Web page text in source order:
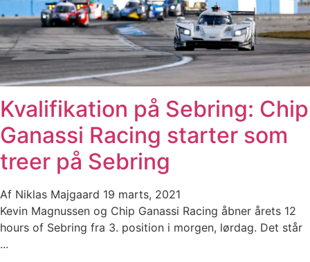
Kvalifikation på Sebring: Chip
Ganassi Racing starter som
treer på Sebring
Af Niklas Majgaard 19 marts, 2021
Kevin Magnussen og Chip Ganassi Racing åbner årets 12
hours of Sebring fra 3. position i morgen, lørdag. Det står
...